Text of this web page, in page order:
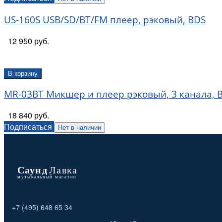
US-160S USB/SD/BT/FM плеер, рэковый, BDS
12 950 руб.
В корзину
MR-03BT Микшер и плеер рэковый, 3 канала,
18 840 руб.
Подписаться
Нет в наличии
+7 (495) 648 65 34